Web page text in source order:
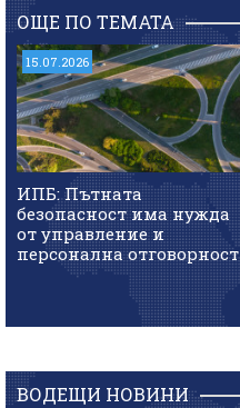
ОЩЕ ПО ТЕМАТА
15.07.2026
ИПБ: Пътната
безопасност има нужда
от управление и
персонална отговорност
ВОДЕЩИ НОВИНИ